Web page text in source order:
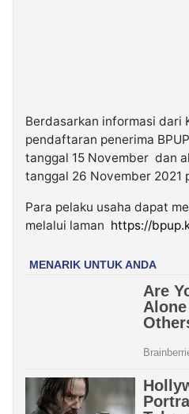
Berdasarkan informasi dari
pendaftaran penerima
tanggal 15 November dan
tanggal 26 November 2021
Para pelaku usaha dapat
melalui laman https://